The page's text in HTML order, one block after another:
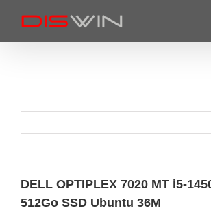
DELL OPTIPLEX 7020 MT i5-
512Go SSD Ubuntu 36M